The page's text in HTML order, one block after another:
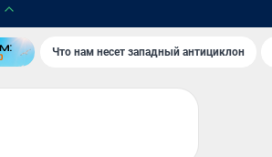
Что нам несет западный антициклон